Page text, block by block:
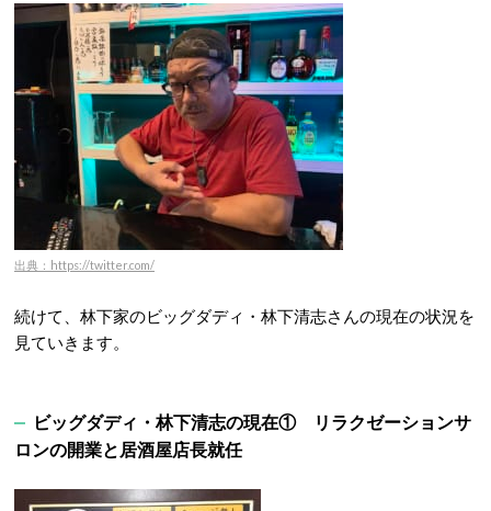
出典：https://twitter.com/
続けて、林下家のビッグダディ・林下清志さんの現在の状況を
見ていきます。
ビッグダディ・林下清志の現在① リラクゼーションサ
ロンの開業と居酒屋店長就任